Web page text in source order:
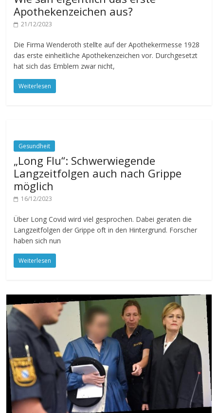
Apothekenzeichen aus?
21/12/2023
Die Firma Wenderoth stellte auf der Apothekermesse 1928
das erste einheitliche Apothekenzeichen vor. Durchgesetzt
hat sich das Emblem zwar nicht,
Weiterlesen
Gesundheit
„Long Flu“: Schwerwiegende
Langzeitfolgen auch nach Grippe
möglich
16/12/2023
Über Long Covid wird viel gesprochen. Dabei geraten die
Langzeitfolgen der Grippe oft in den Hintergrund. Forscher
haben sich nun
Weiterlesen